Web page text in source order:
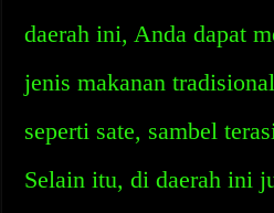
daerah ini, Anda dapat
jenis makanan
seperti sate, sambel
Selain itu, di daerah ini